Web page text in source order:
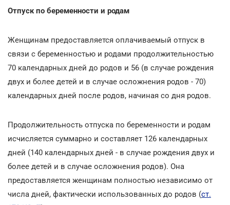
Отпуск по беременности и родам
Женщинам предоставляется оплачиваемый отпуск в
связи с беременностью и родами продолжительностью
70 календарных дней до родов и 56 (в случае рождения
двух и более детей и в случае осложнения родов - 70)
календарных дней после родов, начиная со дня родов.
Продолжительность отпуска по беременности и родам
исчисляется суммарно и составляет 126 календарных
дней (140 календарных дней - в случае рождения двух и
более детей и в случае осложнения родов). Она
предоставляется женщинам полностью независимо от
числа дней, фактически использованных до родов (ст.